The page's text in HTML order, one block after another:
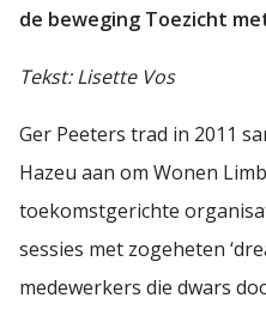
de beweging Toezicht
Tekst: Lisette Vos
Ger Peeters trad in 2011
Hazeu aan om Wonen
toekomstgerichte
sessies met zogeheten
medewerkers die dwars